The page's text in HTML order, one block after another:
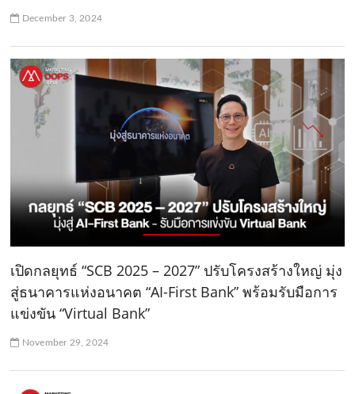
December 3, 2024
เปิดกลยุทธ์ “SCB 2025 – 2027” ปรับโครงสร้างใหญ่ มุ่ง
สู่ธนาคารแห่งอนาคต “AI-First Bank” พร้อมรับมือการ
แข่งขัน “Virtual Bank”
November 29, 2024